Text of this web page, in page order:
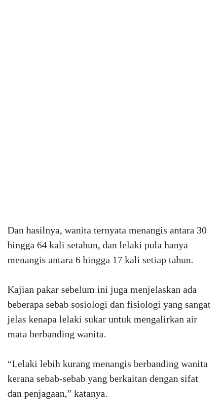
Dan hasilnya, wanita ternyata menangis antara 30
hingga 64 kali setahun, dan lelaki pula hanya
menangis antara 6 hingga 17 kali setiap tahun.
Kajian pakar sebelum ini juga menjelaskan ada
beberapa sebab sosiologi dan fisiologi yang sangat
jelas kenapa lelaki sukar untuk mengalirkan air
mata berbanding wanita.
“Lelaki lebih kurang menangis berbanding wanita
kerana sebab-sebab yang berkaitan dengan sifat
dan penjagaan,” katanya.